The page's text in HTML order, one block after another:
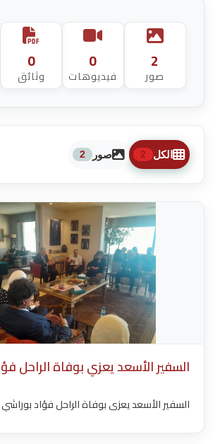
2
صور
0
فيديوهات
0
وثائق
الكل 2 صور 2
السفير الأسعد يعزي بوفاة الراحل
السفير الأسعد يعزي بوفاة الراحل فؤاد بوراشي